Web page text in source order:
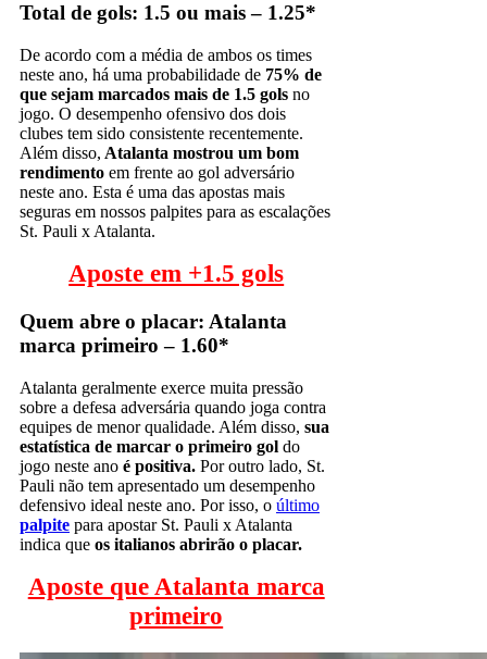
Total de gols: 1.5 ou mais – 1.25*
De acordo com a média de ambos os times
neste ano, há uma probabilidade de 75% de
que sejam marcados mais de 1.5 gols no
jogo. O desempenho ofensivo dos dois
clubes tem sido consistente recentemente.
Além disso, Atalanta mostrou um bom
rendimento em frente ao gol adversário
neste ano. Esta é uma das apostas mais
seguras em nossos palpites para as escalações
St. Pauli x Atalanta.
Aposte em +1.5 gols
Quem abre o placar: Atalanta
marca primeiro – 1.60*
Atalanta geralmente exerce muita pressão
sobre a defesa adversária quando joga contra
equipes de menor qualidade. Além disso, sua
estatística de marcar o primeiro gol do
jogo neste ano é positiva. Por outro lado, St.
Pauli não tem apresentado um desempenho
defensivo ideal neste ano. Por isso, o último
palpite para apostar St. Pauli x Atalanta
indica que os italianos abrirão o placar.
Aposte que Atalanta marca
primeiro